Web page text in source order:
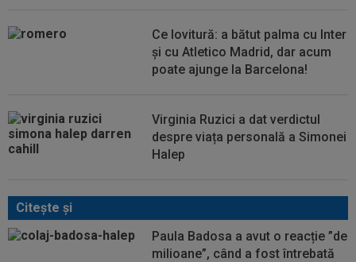
Ce lovitură: a bătut palma cu Inter
și cu Atletico Madrid, dar acum
poate ajunge la Barcelona!
Virginia Ruzici a dat verdictul
despre viața personală a Simonei
Halep
Citeşte şi
Paula Badosa a avut o reacție ”de
milioane”, când a fost întrebată